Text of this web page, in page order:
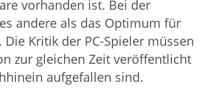
vorhanden ist. Bei der
andere als das Optimum für
Kritik der PC-Spieler müssen
zur gleichen Zeit veröffentlicht
aufgefallen sind.